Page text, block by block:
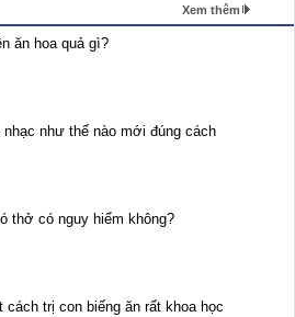
Xem thêm
ăn hoa quả gì?
nhạc như thế nào mới đúng cách
thở có nguy hiểm không?
cách trị con biếng ăn rất khoa học